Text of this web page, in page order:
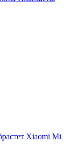
Xiaomi Mi